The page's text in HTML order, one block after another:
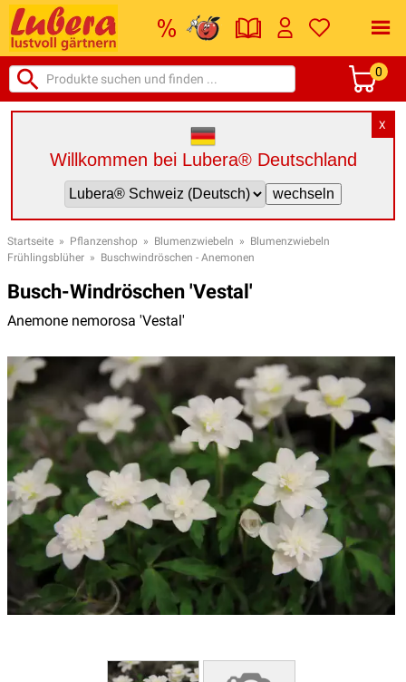
0
X
Willkommen bei Lubera® Deutschland
Startseite » Pflanzenshop » Blumenzwiebeln » Blumenzwiebeln
Frühlingsblüher » Buschwindröschen - Anemonen
Busch-Windröschen 'Vestal'
Anemone nemorosa 'Vestal'